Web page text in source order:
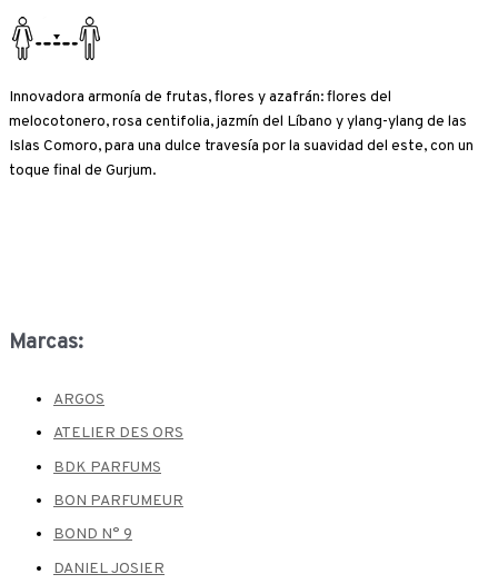
Marcas:
ARGOS
ATELIER DES ORS
BDK PARFUMS
BON PARFUMEUR
BOND N° 9
DANIEL JOSIER
Innovadora armonía de frutas, flores y azafrán: flores del
melocotonero, rosa centifolia, jazmín del Líbano y ylang-ylang de las
Islas Comoro, para una dulce travesía por la suavidad del este, con un
toque final de Gurjum.